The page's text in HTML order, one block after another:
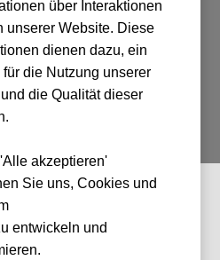
Impressum
GmbH
über Interaktionen
unserer Website. Diese
dienen dazu, ein
die Nutzung unserer
die Qualität dieser
akzeptieren'
Sie uns, Cookies und
entwickeln und